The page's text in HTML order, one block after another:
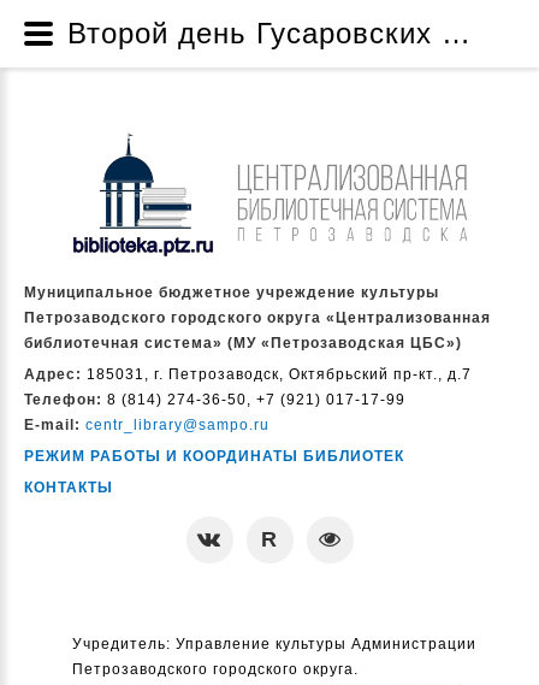
Муниципальное бюджетное учреждение культуры
Петрозаводского городского округа «Централизованная
библиотечная система» (МУ «Петрозаводская ЦБС»)
Адрес: 185031, г. Петрозаводск, Октябрьский пр-кт., д.7
Телефон: 8 (814) 274-36-50, +7 (921) 017-17-99
E-mail: centr_library@sampo.ru
РЕЖИМ РАБОТЫ И КООРДИНАТЫ БИБЛИОТЕК
КОНТАКТЫ
Учредитель: Управление культуры Администрации
Петрозаводского городского округа.
Второй день Гусаровских чтений - Проект по созданию музейной комнаты «Жизнь и творчество народного писателя Карелии Дмитрия Яковлевича Гусарова» - Проекты и программы - О нас - Муниципальное бюджетное учреждение культуры Петрозаводского городского округа «Централизованная библиотечная система» (МУ «Петрозаводская ЦБС»)